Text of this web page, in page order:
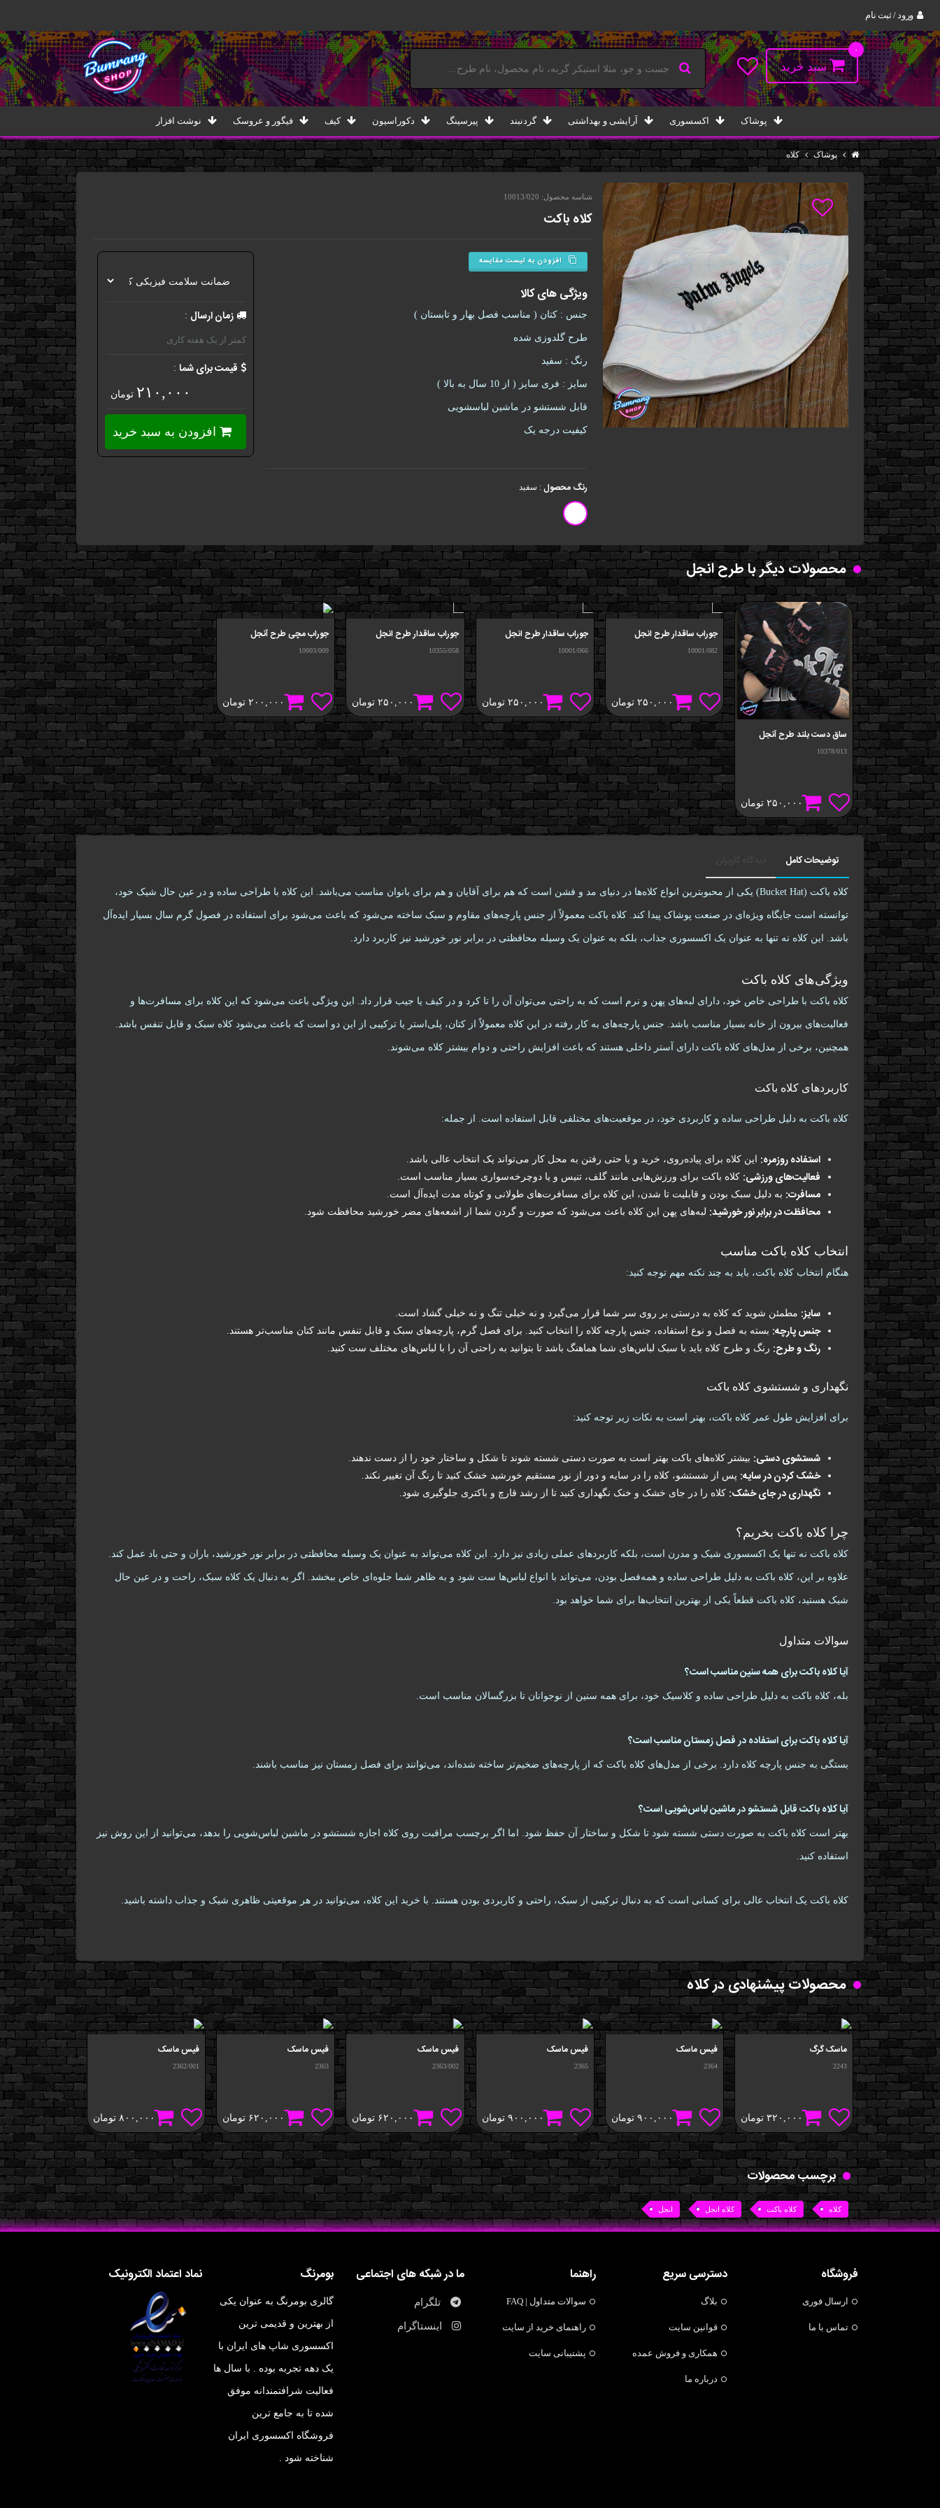
ورود / ثبت نام
۰
سبد خرید
پوشاک اکسسوری آرایشی و بهداشتی گردنبند پیرسینگ دکوراسیون کیف فیگور و عروسک نوشت افزار
پوشاک کلاه
شناسه محصول: 10013/020
کلاه باکت
افزودن به لیست مقایسه
ویژگی های کالا
جنس : کتان ( مناسب فصل بهار و تابستان )
طرح گلدوزی شده
رنگ : سفید
سایز : فری سایز ( از 10 سال به بالا )
قابل شستشو در ماشین لباسشویی
کیفیت درجه یک
رنگ محصول : سفید
زمان ارسال :
کمتر از یک هفته کاری
قیمت برای شما :
۲۱۰,۰۰۰ تومان
افزودن به سبد خرید
محصولات دیگر با طرح انجل
ساق دست بلند طرح آنجل
10378/013
۲۵۰,۰۰۰ تومان
جوراب ساقدار طرح انجل
10001/082
۲۵۰,۰۰۰ تومان
جوراب ساقدار طرح انجل
10001/066
۲۵۰,۰۰۰ تومان
جوراب ساقدار طرح انجل
10355/058
۲۵۰,۰۰۰ تومان
جوراب مچی طرح آنجل
10003/009
۲۰۰,۰۰۰ تومان
توضیحات کامل
کلاه باکت (Bucket Hat) یکی از محبوبترین انواع کلاه‌ها در دنیای مد و فشن است که هم برای آقایان و هم برای بانوان مناسب می‌باشد. این کلاه با طراحی ساده و در عین حال شیک خود،
توانسته است جایگاه ویژه‌ای در صنعت پوشاک پیدا کند. کلاه باکت معمولاً از جنس پارچه‌های مقاوم و سبک ساخته می‌شود که باعث می‌شود برای استفاده در فصول گرم سال بسیار ایده‌آل
باشد. این کلاه نه تنها به عنوان یک اکسسوری جذاب، بلکه به عنوان یک وسیله محافظتی در برابر نور خورشید نیز کاربرد دارد.
ویژگی‌های کلاه باکت
کلاه باکت با طراحی خاص خود، دارای لبه‌های پهن و نرم است که به راحتی می‌توان آن را تا کرد و در کیف یا جیب قرار داد. این ویژگی باعث می‌شود که این کلاه برای مسافرت‌ها و
فعالیت‌های بیرون از خانه بسیار مناسب باشد. جنس پارچه‌های به کار رفته در این کلاه معمولاً از کتان، پلی‌استر یا ترکیبی از این دو است که باعث می‌شود کلاه سبک و قابل تنفس باشد.
همچنین، برخی از مدل‌های کلاه باکت دارای آستر داخلی هستند که باعث افزایش راحتی و دوام بیشتر کلاه می‌شوند.
کاربردهای کلاه باکت
کلاه باکت به دلیل طراحی ساده و کاربردی خود، در موقعیت‌های مختلفی قابل استفاده است. از جمله:
استفاده روزمره: این کلاه برای پیاده‌روی، خرید و یا حتی رفتن به محل کار می‌تواند یک انتخاب عالی باشد.
فعالیت‌های ورزشی: کلاه باکت برای ورزش‌هایی مانند گلف، تنیس و یا دوچرخه‌سواری بسیار مناسب است.
مسافرت: به دلیل سبک بودن و قابلیت تا شدن، این کلاه برای مسافرت‌های طولانی و کوتاه مدت ایده‌آل است.
محافظت در برابر نور خورشید: لبه‌های پهن این کلاه باعث می‌شود که صورت و گردن شما از اشعه‌های مضر خورشید محافظت شود.
انتخاب کلاه باکت مناسب
هنگام انتخاب کلاه باکت، باید به چند نکته مهم توجه کنید:
سایز: مطمئن شوید که کلاه به درستی بر روی سر شما قرار می‌گیرد و نه خیلی تنگ و نه خیلی گشاد است.
جنس پارچه: بسته به فصل و نوع استفاده، جنس پارچه کلاه را انتخاب کنید. برای فصل گرم، پارچه‌های سبک و قابل تنفس مانند کتان مناسب‌تر هستند.
رنگ و طرح: رنگ و طرح کلاه باید با سبک لباس‌های شما هماهنگ باشد تا بتوانید به راحتی آن را با لباس‌های مختلف ست کنید.
نگهداری و شستشوی کلاه باکت
برای افزایش طول عمر کلاه باکت، بهتر است به نکات زیر توجه کنید:
شستشوی دستی: بیشتر کلاه‌های باکت بهتر است به صورت دستی شسته شوند تا شکل و ساختار خود را از دست ندهند.
خشک کردن در سایه: پس از شستشو، کلاه را در سایه و دور از نور مستقیم خورشید خشک کنید تا رنگ آن تغییر نکند.
نگهداری در جای خشک: کلاه را در جای خشک و خنک نگهداری کنید تا از رشد قارچ و باکتری جلوگیری شود.
چرا کلاه باکت بخریم؟
کلاه باکت نه تنها یک اکسسوری شیک و مدرن است، بلکه کاربردهای عملی زیادی نیز دارد. این کلاه می‌تواند به عنوان یک وسیله محافظتی در برابر نور خورشید، باران و حتی باد عمل کند.
علاوه بر این، کلاه باکت به دلیل طراحی ساده و همه‌فصل بودن، می‌تواند با انواع لباس‌ها ست شود و به ظاهر شما جلوه‌ای خاص ببخشد. اگر به دنبال یک کلاه سبک، راحت و در عین حال
شیک هستید، کلاه باکت قطعاً یکی از بهترین انتخاب‌ها برای شما خواهد بود.
سوالات متداول
آیا کلاه باکت برای همه سنین مناسب است؟
بله، کلاه باکت به دلیل طراحی ساده و کلاسیک خود، برای همه سنین از نوجوانان تا بزرگسالان مناسب است.
آیا کلاه باکت برای استفاده در فصل زمستان مناسب است؟
بستگی به جنس پارچه کلاه دارد. برخی از مدل‌های کلاه باکت که از پارچه‌های ضخیم‌تر ساخته شده‌اند، می‌توانند برای فصل زمستان نیز مناسب باشند.
آیا کلاه باکت قابل شستشو در ماشین لباس‌شویی است؟
بهتر است کلاه باکت به صورت دستی شسته شود تا شکل و ساختار آن حفظ شود. اما اگر برچسب مراقبت روی کلاه اجازه شستشو در ماشین لباس‌شویی را بدهد، می‌توانید از این روش نیز
استفاده کنید.
کلاه باکت یک انتخاب عالی برای کسانی است که به دنبال ترکیبی از سبک، راحتی و کاربردی بودن هستند. با خرید این کلاه، می‌توانید در هر موقعیتی ظاهری شیک و جذاب داشته باشید.
محصولات پیشنهادی در کلاه
ماسک گرگ
2243
۳۲۰,۰۰۰ تومان
فیس ماسک
2364
۹۰۰,۰۰۰ تومان
فیس ماسک
2365
۹۰۰,۰۰۰ تومان
فيس ماسک
2363/002
۶۲۰,۰۰۰ تومان
فيس ماسک
2363
۶۲۰,۰۰۰ تومان
فیس ماسک
2362/001
۸۰۰,۰۰۰ تومان
فیس ماسک
2361/001
برچسب محصولات
کلاه کلاه باکت کلاه انجل انجل
نماد اعتماد الکترونیک بومرنگ
گالری بومرنگ به عنوان یکی
از بهترین و قدیمی ترین
اکسسوری شاپ های ایران با
یک دهه تجربه بوده . با سال ها
فعالیت شرافتمندانه موفق
شده تا به جامع ترین
فروشگاه اکسسوری ایران
شناخته شود .
ما در شبکه های اجتماعی
تلگرام
اینستاگرام
راهنما
سوالات متداول | FAQ
راهنمای خرید از سایت
پشتیبانی سایت
دسترسی سریع
بلاگ
قوانین سایت
همکاری و فروش عمده
درباره ما
فروشگاه
ارسال فوری
تماس با ما